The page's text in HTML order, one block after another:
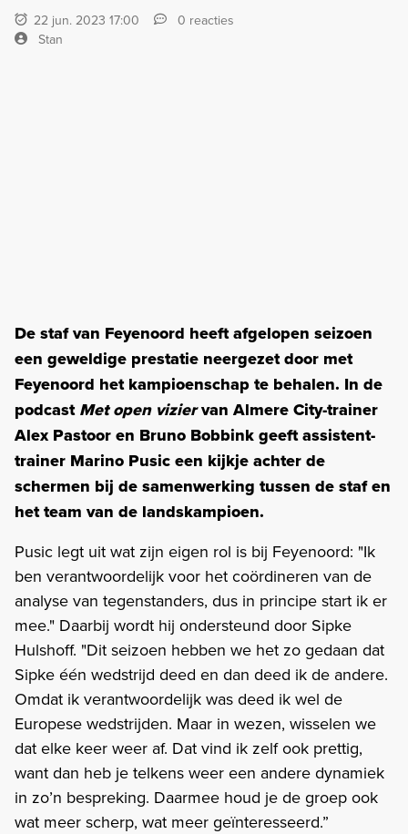
22 jun. 2023 17:00
0 reacties
Stan
De staf van Feyenoord heeft afgelopen seizoen
een geweldige prestatie neergezet door met
Feyenoord het kampioenschap te behalen. In de
podcastMet open viziervan Almere City-trainer
Alex Pastoor en Bruno Bobbink geeft assistent-
trainer Marino Pusic een kijkje achter de
schermen bij de samenwerking tussen de staf en
het team van de landskampioen.
Pusic legt uit wat zijn eigen rol is bij Feyenoord: "Ik
ben verantwoordelijk voor het coördineren van de
analyse van tegenstanders, dus in principe start ik er
mee." Daarbij wordt hij ondersteund door Sipke
Hulshoff. "Dit seizoen hebben we het zo gedaan dat
Sipke één wedstrijd deed en dan deed ik de andere.
Omdat ik verantwoordelijk was deed ik wel de
Europese wedstrijden. Maar in wezen, wisselen we
dat elke keer weer af. Dat vind ik zelf ook prettig,
want dan heb je telkens weer een andere dynamiek
in zo’n bespreking. Daarmee houd je de groep ook
wat meer scherp, wat meer geïnteresseerd.”